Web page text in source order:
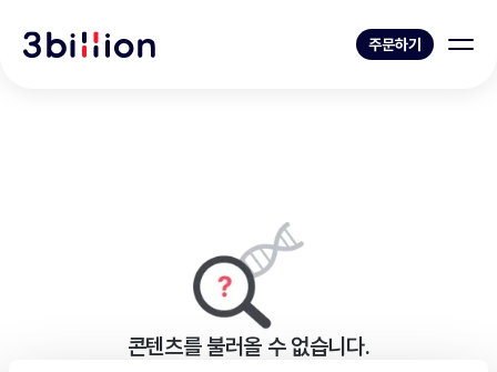
주문하기
콘텐츠를 불러올 수 없습니다.